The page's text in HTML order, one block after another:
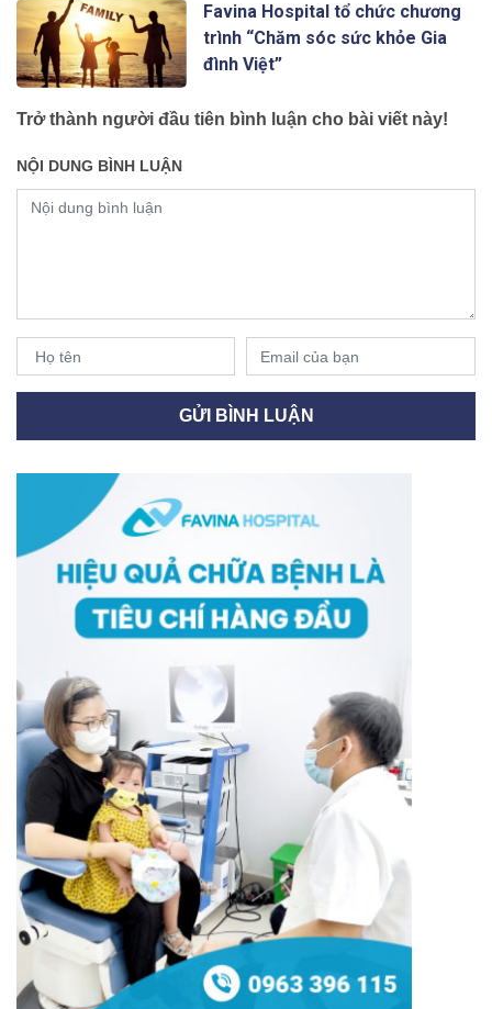
Favina Hospital tổ chức chương
trình “Chăm sóc sức khỏe Gia
đình Việt”
Trở thành người đầu tiên bình luận cho bài viết này!
NỘI DUNG BÌNH LUẬN